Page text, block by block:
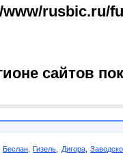
rusbic.ru/
сайтов
Беслан,Гизель Дигора,